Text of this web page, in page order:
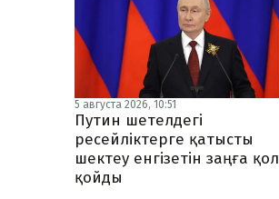
5 августа 2026, 10:51
Путин шетелдегі
ресейліктерге қатысты
шектеу енгізетін заңға қол
қойды